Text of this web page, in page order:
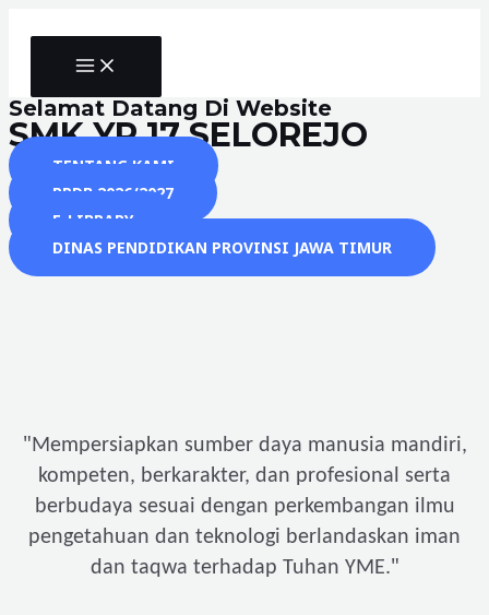
MAIN
MENU
Selamat Datang Di Website
SMK YP 17 SELOREJO
TENTANG KAMI
PPDB 2026/2027
E-LIBRARY
DINAS PENDIDIKAN PROVINSI JAWA TIMUR
"Mempersiapkan sumber daya manusia mandiri,
kompeten, berkarakter, dan profesional serta
berbudaya sesuai dengan perkembangan ilmu
pengetahuan dan teknologi berlandaskan iman
dan taqwa terhadap Tuhan YME."